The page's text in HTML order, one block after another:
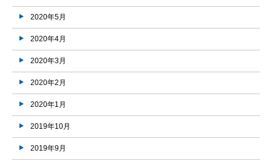
2020年5月
2020年4月
2020年3月
2020年2月
2020年1月
2019年10月
2019年9月